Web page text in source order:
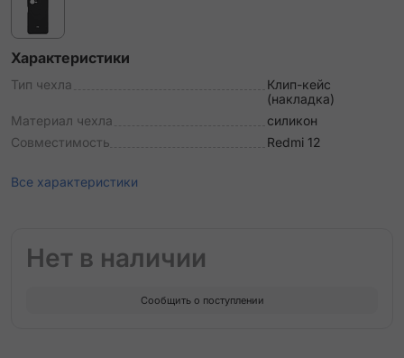
Характеристики
Тип чехла
Клип-кейс
(накладка)
Материал чехла
силикон
Совместимость
Redmi 12
Все характеристики
Нет в наличии
Сообщить о поступлении